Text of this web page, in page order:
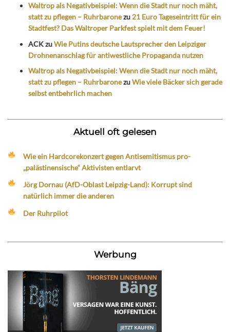
Waltrop als Negativbeispiel: Wenn die Stadt nur noch mäht,
statt zu pflegen – Ruhrbaronezu 21 Euro Tageseintritt für ein
Stadtfest? Das Waltroper Parkfest spielt mit dem Feuer!
ACKzuWie Putins deutsche Lautsprecher den Leipziger
Drohnenanschlag für antiwestliche Propaganda nutzen
Waltrop als Negativbeispiel: Wenn die Stadt nur noch mäht,
statt zu pflegen – RuhrbaronezuWie viele Bäcker sich gerade
selbst entbehrlich machen
Aktuell oft gelesen
Wie ein Hardcorekonzert gegen Antisemitismus pro-
„palästinensische“ Aktivisten entlarvt
Jörg Dornau (AfD-Oblast Leipzig-Land): Korrupt sind
natürlich immer die anderen
Der Ruhrpilot
Werbung